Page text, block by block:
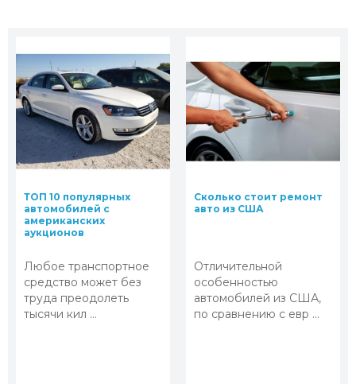
ТОП 10 популярных
автомобилей с
американских
аукционов
Любое транспортное
средство может без
труда преодолеть
тысячи кил ...
Сколько стоит ремонт
авто из США
Отличительной
особенностью
автомобилей из США,
по сравнению с евр ...